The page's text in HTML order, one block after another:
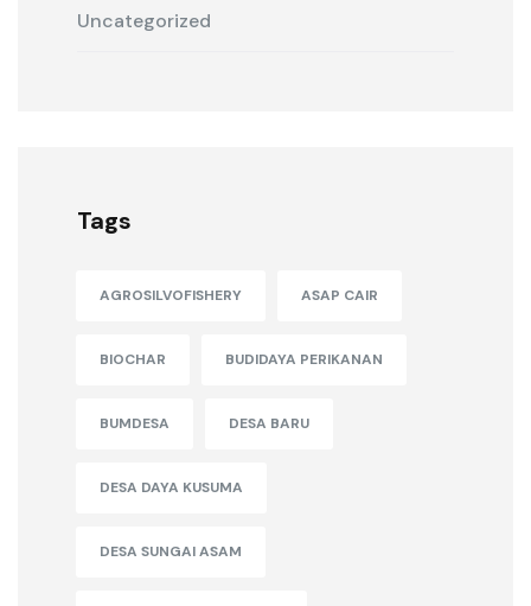
Uncategorized
Tags
AGROSILVOFISHERY ASAP CAIR
BIOCHAR BUDIDAYA PERIKANAN
BUMDESA DESA BARU
DESA DAYA KUSUMA
DESA SUNGAI ASAM